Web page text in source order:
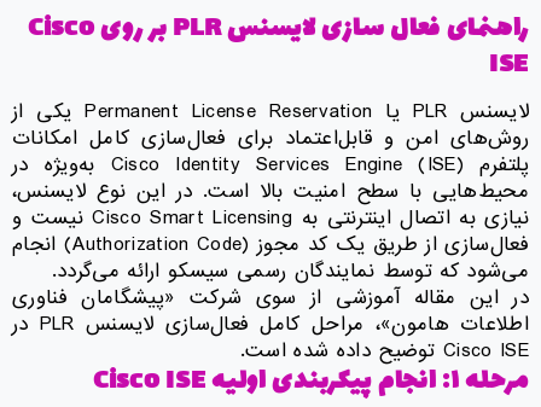
راهنمای فعال‌سازی لایسنسPLRبر رویCisco
ISE
لایسنس PLR یا Permanent License Reservation یکی از
روش‌های امن و قابل‌اعتماد برای فعال‌سازی کامل امکانات
پلتفرم Cisco Identity Services Engine (ISE) به‌ویژه در
محیط‌هایی با سطح امنیت بالا است. در این نوع لایسنس،
نیازی به اتصال اینترنتی به Cisco Smart Licensing نیست و
فعال‌سازی از طریق یک کد مجوز (Authorization Code) انجام
می‌شود که توسط نمایندگان رسمی سیسکو ارائه می‌گردد.
در این مقاله آموزشی از سوی شرکت «پیشگامان فناوری
اطلاعات هامون»، مراحل کامل فعال‌سازی لایسنس PLR در
Cisco ISE توضیح داده شده است.
مرحله۱: انجام پیکربندی اولیهCisco ISE